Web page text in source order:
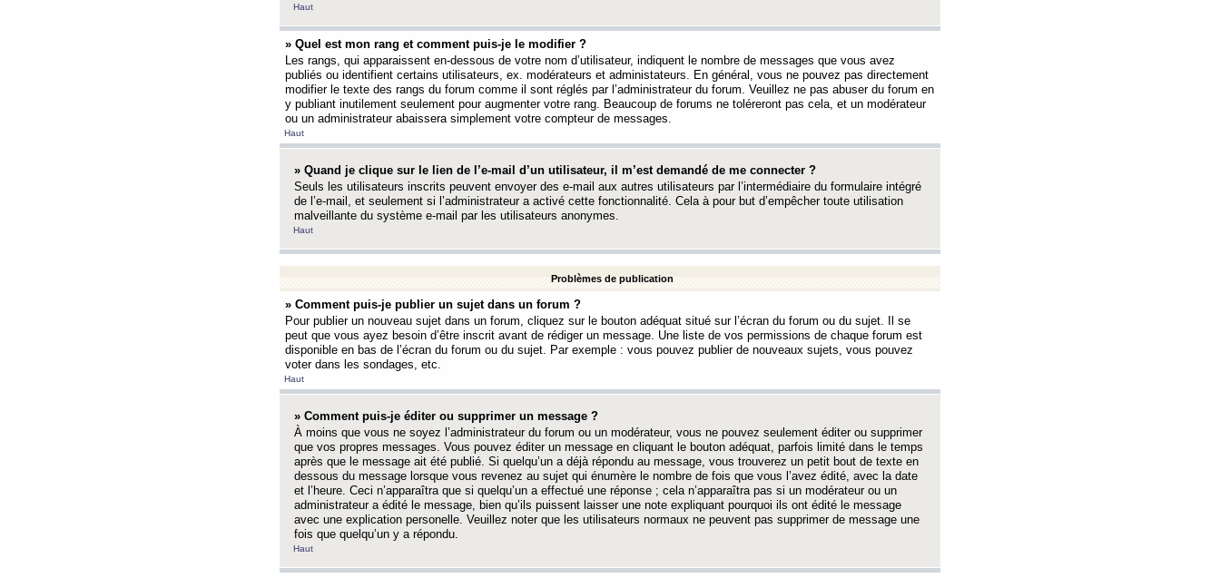
Haut
» Quel est mon rang et comment puis-je le modifier ?
Les rangs, qui apparaissent en-dessous de votre nom d’utilisateur, indiquent le nombre de messages que vous avez
publiés ou identifient certains utilisateurs, ex. modérateurs et administateurs. En général, vous ne pouvez pas directement
modifier le texte des rangs du forum comme il sont réglés par l’administrateur du forum. Veuillez ne pas abuser du forum en
y publiant inutilement seulement pour augmenter votre rang. Beaucoup de forums ne toléreront pas cela, et un modérateur
ou un administrateur abaissera simplement votre compteur de messages.
Haut
» Quand je clique sur le lien de l’e-mail d’un utilisateur, il m’est demandé de me connecter ?
Seuls les utilisateurs inscrits peuvent envoyer des e-mail aux autres utilisateurs par l’intermédiaire du formulaire intégré
de l’e-mail, et seulement si l’administrateur a activé cette fonctionnalité. Cela à pour but d’empêcher toute utilisation
malveillante du système e-mail par les utilisateurs anonymes.
Haut
Problèmes de publication
» Comment puis-je publier un sujet dans un forum ?
Pour publier un nouveau sujet dans un forum, cliquez sur le bouton adéquat situé sur l’écran du forum ou du sujet. Il se
peut que vous ayez besoin d’être inscrit avant de rédiger un message. Une liste de vos permissions de chaque forum est
disponible en bas de l’écran du forum ou du sujet. Par exemple : vous pouvez publier de nouveaux sujets, vous pouvez
voter dans les sondages, etc.
Haut
» Comment puis-je éditer ou supprimer un message ?
À moins que vous ne soyez l’administrateur du forum ou un modérateur, vous ne pouvez seulement éditer ou supprimer
que vos propres messages. Vous pouvez éditer un message en cliquant le bouton adéquat, parfois limité dans le temps
après que le message ait été publié. Si quelqu’un a déjà répondu au message, vous trouverez un petit bout de texte en
dessous du message lorsque vous revenez au sujet qui énumère le nombre de fois que vous l’avez édité, avec la date
et l’heure. Ceci n’apparaîtra que si quelqu’un a effectué une réponse ; cela n’apparaîtra pas si un modérateur ou un
administrateur a édité le message, bien qu’ils puissent laisser une note expliquant pourquoi ils ont édité le message
avec une explication personelle. Veuillez noter que les utilisateurs normaux ne peuvent pas supprimer de message une
fois que quelqu’un y a répondu.
Haut